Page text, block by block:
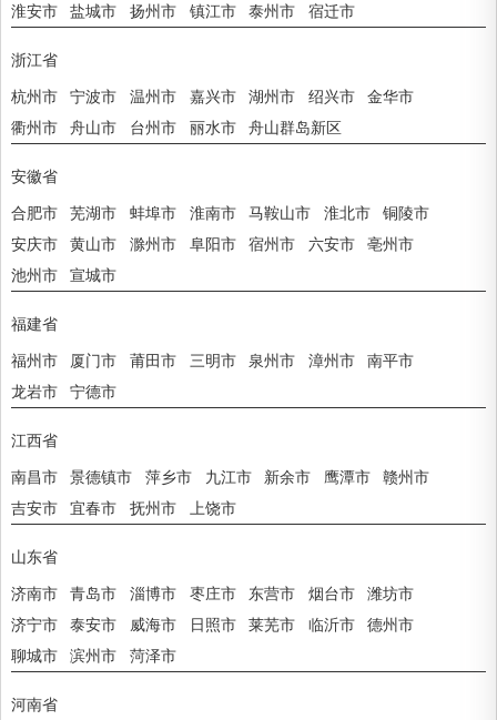
淮安市
盐城市 扬州市 镇江市 泰州市 宿迁市
浙江省
杭州市 宁波市 温州市 嘉兴市 湖州市 绍兴市
金华市
衢州市
舟山市 台州市 丽水市 舟山群岛新区
安徽省
合肥市 芜湖市 蚌埠市 淮南市 马鞍山市 淮北市
铜陵市
安庆市
黄山市 滁州市 阜阳市 宿州市 六安市
亳州市
池州市
宣城市
福建省
福州市 厦门市 莆田市 三明市 泉州市 漳州市
南平市
龙岩市
宁德市
江西省
南昌市 景德镇市 萍乡市 九江市 新余市 鹰潭市
赣州市
吉安市
宜春市 抚州市 上饶市
山东省
济南市 青岛市 淄博市 枣庄市 东营市 烟台市
潍坊市
济宁市
泰安市 威海市 日照市 莱芜市 临沂市
德州市
聊城市
滨州市 菏泽市
河南省